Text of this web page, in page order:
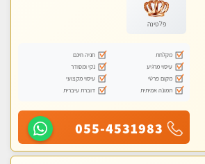
פלטינה
מקלחת
חניה חינם
עיסוי מרגיע
נקי ומסודר
מקום פרטי
עיסוי מקצועי
תמונה אמיתית
דוברת עיברית
055-4531983